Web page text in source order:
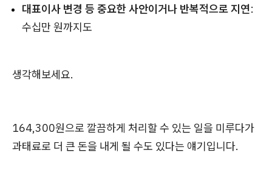
대표이사 변경 등 중요한 사안이거나 반복적으로 지연:
수십만 원까지도
생각해보세요.
164,300원으로 깔끔하게 처리할 수 있는 일을 미루다가
과태료로 더 큰 돈을 내게 될 수도 있다는 얘기입니다.